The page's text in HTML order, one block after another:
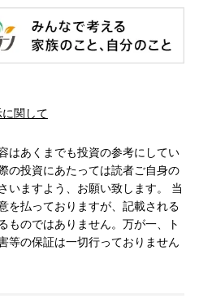
関して
はあくまでも投資の参考にしてい
の投資にあたっては読者ご自身の
いますよう、お願い致します。 当
を払っておりますが、記載される
ものではありません。万が一、ト
等の保証は一切行っておりません